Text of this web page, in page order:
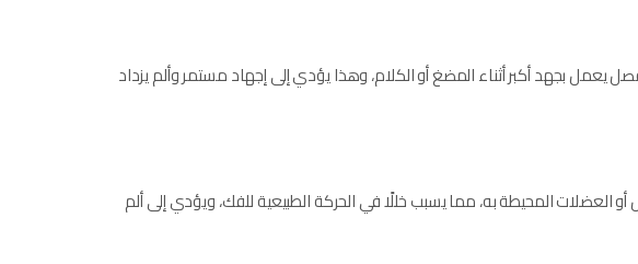
يعمل بجهد أكبر أثناء المضغ أو الكلام، وهذا يؤدي إلى إجهاد مستمر وألم يزداد
العضلات المحيطة به، مما يسبب خللًا في الحركة الطبيعية للفك، ويؤدي إلى ألم